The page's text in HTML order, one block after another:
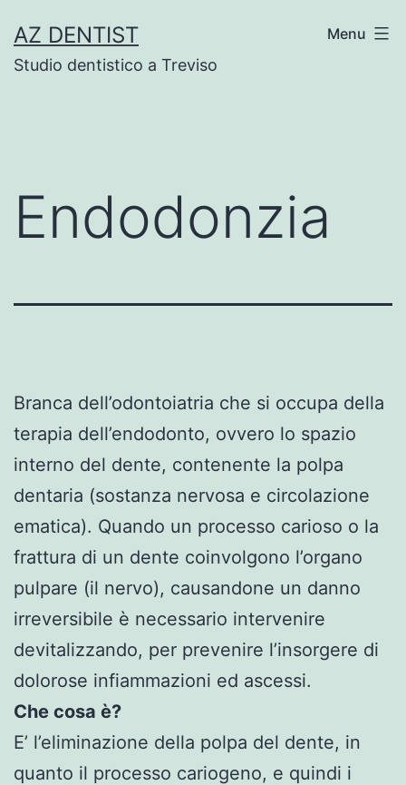
to
content
AZ DENTIST
Studio dentistico a Treviso
Menu
Endodonzia
Branca dell’odontoiatria che si occupa della
terapia dell’endodonto, ovvero lo spazio
interno del dente, contenente la polpa
dentaria (sostanza nervosa e circolazione
ematica). Quando un processo carioso o la
frattura di un dente coinvolgono l’organo
pulpare (il nervo), causandone un danno
irreversibile è necessario intervenire
devitalizzando, per prevenire l’insorgere di
dolorose infiammazioni ed ascessi.
Che cosa è?
E’ l’eliminazione della polpa del dente, in
quanto il processo cariogeno, e quindi i